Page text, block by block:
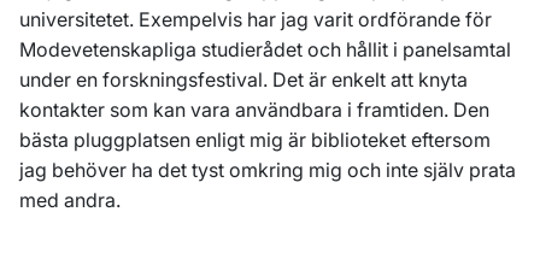
universitetet. Exempelvis har jag varit ordförande för
Modevetenskapliga studierådet och hållit i panelsamtal
under en forskningsfestival. Det är enkelt att knyta
kontakter som kan vara användbara i framtiden. Den
bästa pluggplatsen enligt mig är biblioteket eftersom
jag behöver ha det tyst omkring mig och inte själv prata
med andra.